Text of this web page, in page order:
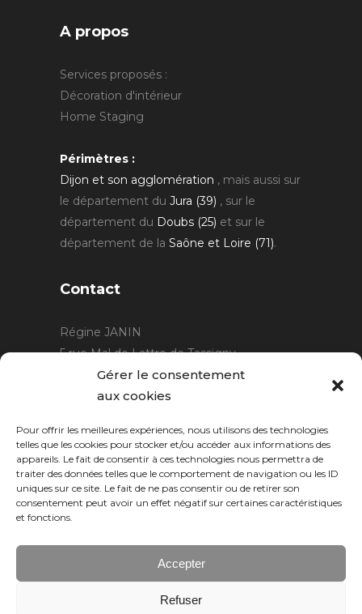
Gérer le consentement
aux cookies
Pour offrir les meilleures expériences, nous utilisons des technologies
telles que les cookies pour stocker et/ou accéder aux informations des
appareils. Le fait de consentir à ces technologies nous permettra de
traiter des données telles que le comportement de navigation ou les ID
uniques sur ce site. Le fait de ne pas consentir ou de retirer son
consentement peut avoir un effet négatif sur certaines caractéristiques
et fonctions.
Accepter
Refuser
A propos
Services proposés :
Décoration d'intérieur
Home Staging
Périmètres :
Dijon et son agglomération , mais aussi sur
le département du Jura (39) , sur le
département du Doubs (25) et sur le
département de la Saône et Loire (71).
Contact
Régine JANIN
5 rue Mal de Lattre de Tassigny
21220 Gevrey Chambertin
06 15 15 80 29
Horaires :sur rendez-vous.